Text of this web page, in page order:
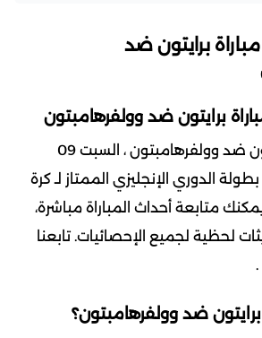
برايتون ضد
برايتون ضد وولفرهامبتون
موعد مباراة برايتون ضد وولفرهامبتون ، السبت 09
ضمن بطولة الدوري الإنجليزي الممتاز لـ كرة
متابعة أحداث المباراة مباشرة،
لحظية لجميع الإحصائيات. تابعنا
ضد وولفرهامبتون؟